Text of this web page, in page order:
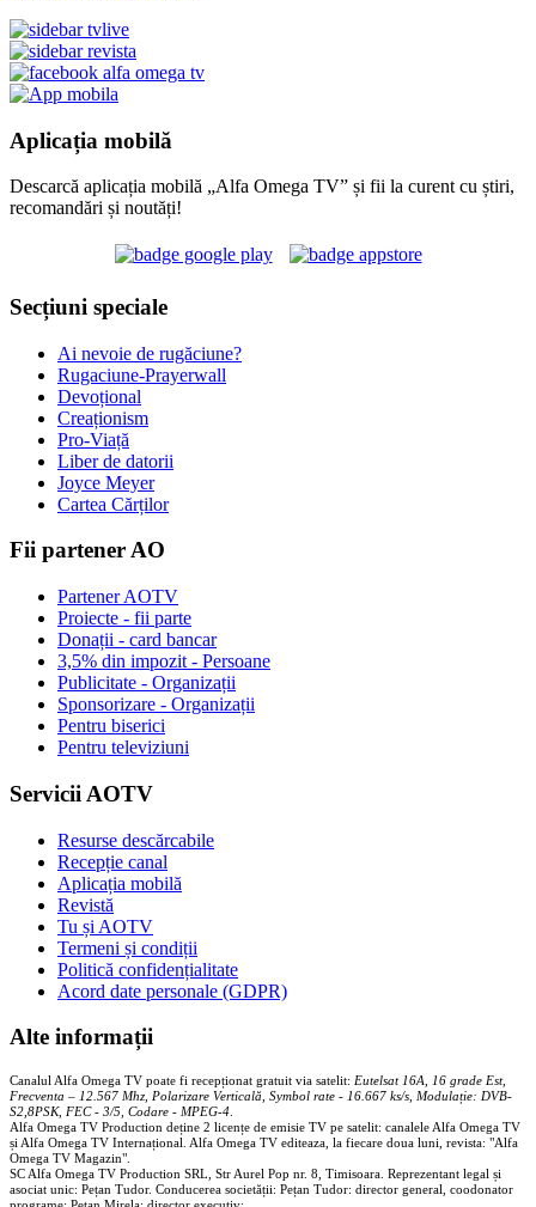
Aplicația mobilă
Descarcă aplicația mobilă „Alfa Omega TV” și fii la curent cu știri,
recomandări și noutăți!
Secțiuni speciale
Ai nevoie de rugăciune?
Rugaciune-Prayerwall
Devoțional
Creaționism
Pro-Viață
Liber de datorii
Joyce Meyer
Cartea Cărților
Fii partener AO
Partener AOTV
Proiecte - fii parte
Donații - card bancar
3,5% din impozit - Persoane
Publicitate - Organizații
Sponsorizare - Organizații
Pentru biserici
Pentru televiziuni
Servicii AOTV
Resurse descărcabile
Recepție canal
Aplicația mobilă
Revistă
Tu și AOTV
Termeni și condiții
Politică confidențialitate
Acord date personale (GDPR)
Alte informații
Canalul Alfa Omega TV poate fi recepționat gratuit via satelit: Eutelsat 16A, 16 grade Est,
Frecventa – 12.567 Mhz, Polarizare Verticală, Symbol rate - 16.667 ks/s, Modulație: DVB-
S2,8PSK, FEC - 3/5, Codare - MPEG-4
Alfa Omega TV Production deține 2 licențe de emisie TV pe satelit: canalele Alfa Omega TV
și Alfa Omega TV Internațional. Alfa Omega TV editeaza, la fiecare doua luni, revista: "Alfa
Omega TV Magazin".
SC Alfa Omega TV Production SRL, Str Aurel Pop nr. 8, Timisoara. Reprezentant legal și
asociat unic: Pețan Tudor. Conducerea societății: Pețan Tudor: director general, coodonator